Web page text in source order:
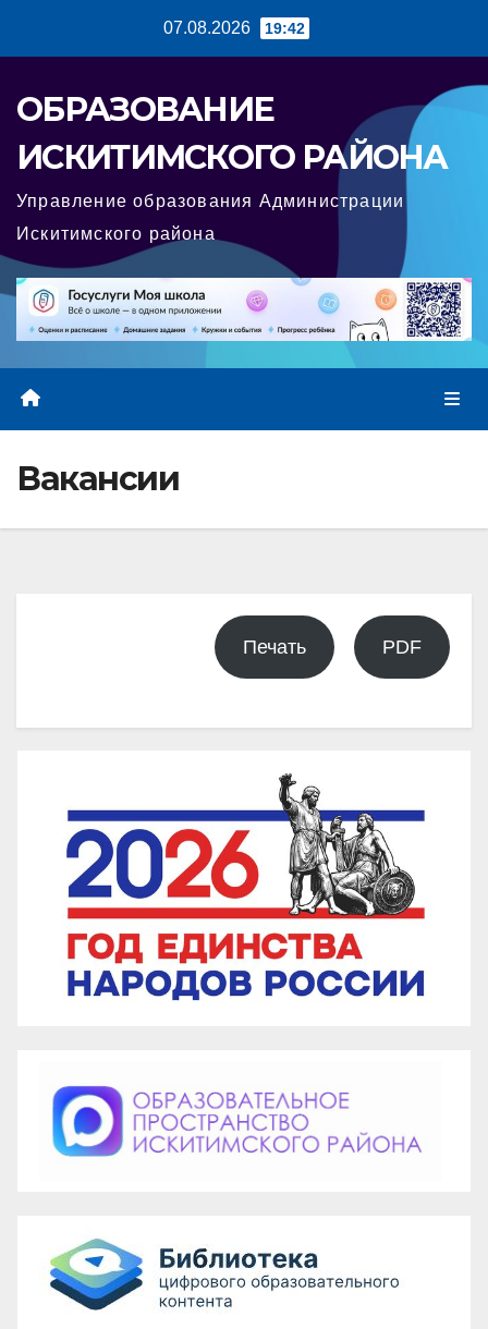
07.08.2026 19:42
ОБРАЗОВАНИЕ
ИСКИТИМСКОГО РАЙОНА
Управление образования Администрации
Искитимского района
Вакансии
Печать PDF